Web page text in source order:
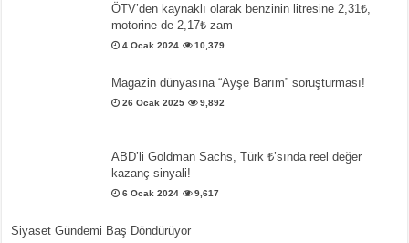
ÖTV’den kaynaklı olarak benzinin litresine 2,31₺,
motorine de 2,17₺ zam
4 Ocak 2024 10,379
Magazin dünyasına “Ayşe Barım” soruşturması!
26 Ocak 2025 9,892
ABD’li Goldman Sachs, Türk ₺’sında reel değer
kazanç sinyali!
6 Ocak 2024 9,617
Siyaset Gündemi Baş Döndürüyor